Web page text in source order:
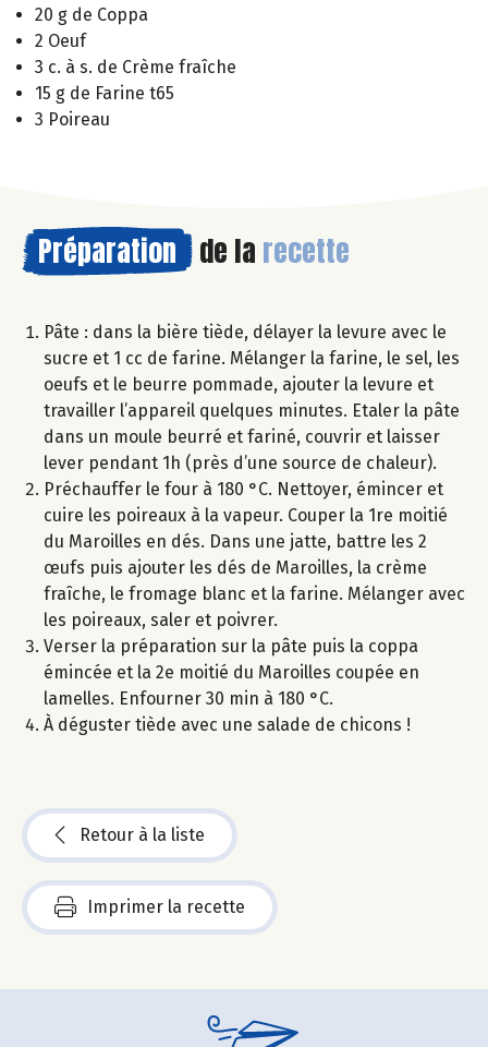
20 g de Coppa
2 Oeuf
3 c. à s. de Crème fraîche
15 g de Farine t65
3 Poireau
Préparation de la recette
Pâte : dans la bière tiède, délayer la levure avec le
sucre et 1 cc de farine. Mélanger la farine, le sel, les
oeufs et le beurre pommade, ajouter la levure et
travailler l’appareil quelques minutes. Etaler la pâte
dans un moule beurré et fariné, couvrir et laisser
lever pendant 1h (près d’une source de chaleur).
Préchauffer le four à 180 °C. Nettoyer, émincer et
cuire les poireaux à la vapeur. Couper la 1re moitié
du Maroilles en dés. Dans une jatte, battre les 2
œufs puis ajouter les dés de Maroilles, la crème
fraîche, le fromage blanc et la farine. Mélanger avec
les poireaux, saler et poivrer.
Verser la préparation sur la pâte puis la coppa
émincée et la 2e moitié du Maroilles coupée en
lamelles. Enfourner 30 min à 180 °C.
À déguster tiède avec une salade de chicons !
Retour à la liste
Imprimer la recette